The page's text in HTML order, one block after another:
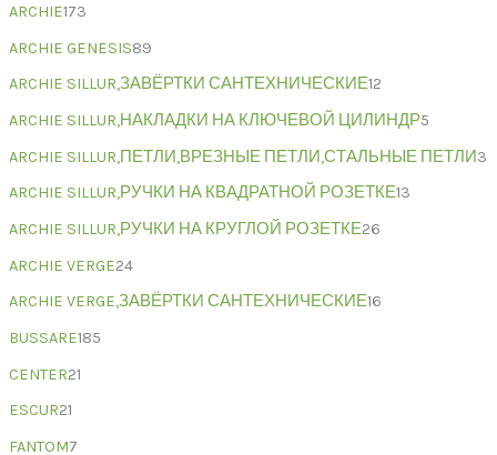
ARCHIE173
ARCHIE GENESIS89
ARCHIE SILLUR,ЗАВЁРТКИ САНТЕХНИЧЕСКИЕ12
ARCHIE SILLUR,НАКЛАДКИ НА КЛЮЧЕВОЙ ЦИЛИНДР5
ARCHIE SILLUR,ПЕТЛИ,ВРЕЗНЫЕ ПЕТЛИ,СТАЛЬНЫЕ ПЕТЛИ3
ARCHIE SILLUR,РУЧКИ НА КВАДРАТНОЙ РОЗЕТКЕ13
ARCHIE SILLUR,РУЧКИ НА КРУГЛОЙ РОЗЕТКЕ26
ARCHIE VERGE24
ARCHIE VERGE,ЗАВЁРТКИ САНТЕХНИЧЕСКИЕ16
BUSSARE185
CENTER21
ESCUR21
FANTOM7